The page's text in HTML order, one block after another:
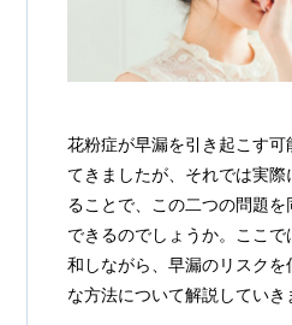
花粉症が早漏を引き起こす
てきましたが、それでは実際
ることで、この二つの問題
できるのでしょうか。ここ
和しながら、早漏のリスク
な方法について解説していき